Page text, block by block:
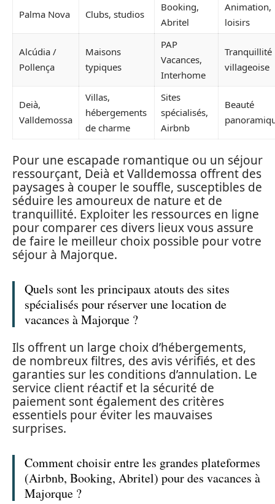
Palma Nova Clubs, studios
Booking,
Abritel
Animation,
loisirs
Alcúdia /
Pollença
Maisons
typiques
PAP
Vacances,
Interhome
Tranquillité
villageoise
Deià,
Valldemossa
Villas,
hébergements
de charme
Sites
spécialisés,
Airbnb
Beauté
Pour une escapade romantique ou un séjour
ressourçant, Deià et Valldemossa offrent des
paysages à couper le souffle, susceptibles de
séduire les amoureux de nature et de
tranquillité. Exploiter les ressources en ligne
pour comparer ces divers lieux vous assure
de faire le meilleur choix possible pour votre
séjour à Majorque.
Quels sont les principaux atouts des sites
spécialisés pour réserver une location de
vacances à Majorque ?
Ils offrent un large choix d’hébergements,
de nombreux filtres, des avis vérifiés, et des
garanties sur les conditions d’annulation. Le
service client réactif et la sécurité de
paiement sont également des critères
essentiels pour éviter les mauvaises
surprises.
Comment choisir entre les grandes plateformes
(Airbnb, Booking, Abritel) pour des vacances à
Majorque ?